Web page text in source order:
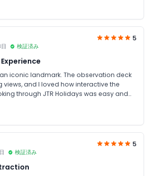
検証済み
5
iconic landmark. The observation deck
views, and I loved how interactive the
through JTR Holidays was easy and
検証済み
5